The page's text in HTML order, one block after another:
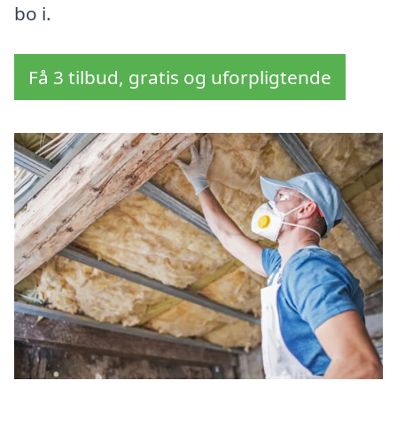
bo i.
Få 3 tilbud, gratis og uforpligtende